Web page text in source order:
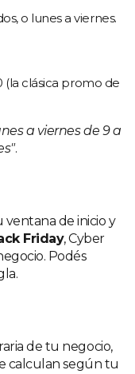
o lunes a viernes.
(la clásica promo de
a viernes de 9 a
.
ventana de inicio y
Friday, Cyber
Podés
de tu negocio,
calculan según tu